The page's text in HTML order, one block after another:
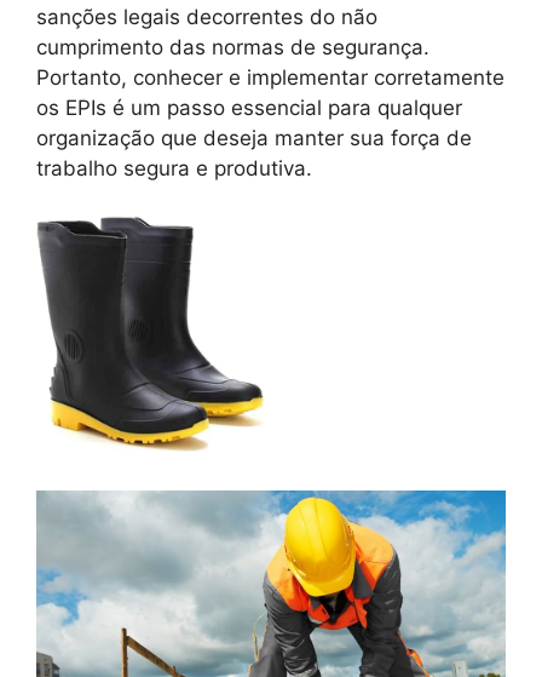
sanções legais decorrentes do não
cumprimento das normas de segurança.
Portanto, conhecer e implementar corretamente
os EPIs é um passo essencial para qualquer
organização que deseja manter sua força de
trabalho segura e produtiva.